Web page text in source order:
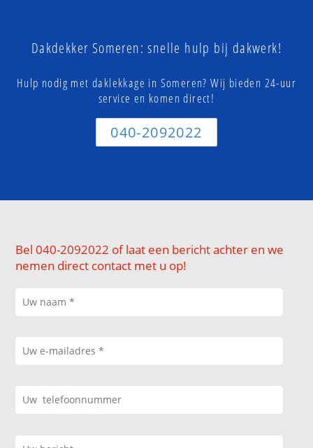
Dakdekker Someren: snelle hulp bij dakwerk!
Hulp nodig met daklekkage in Someren? Wij bieden 24-uur
service en komen direct!
040-2092022
Bel 040-2092022 of laat een bericht achter en we
nemen direct contact met u op!